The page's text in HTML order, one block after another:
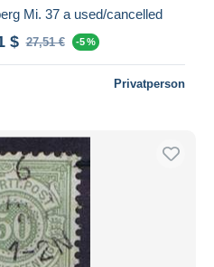
Mi. 37 a used/cancelled
$ 27,51 € -5 %
Privatperson